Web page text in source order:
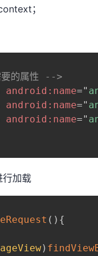
；
的属性 -->
android: name="
android: name="
android: name="
行加载
( ) {
)